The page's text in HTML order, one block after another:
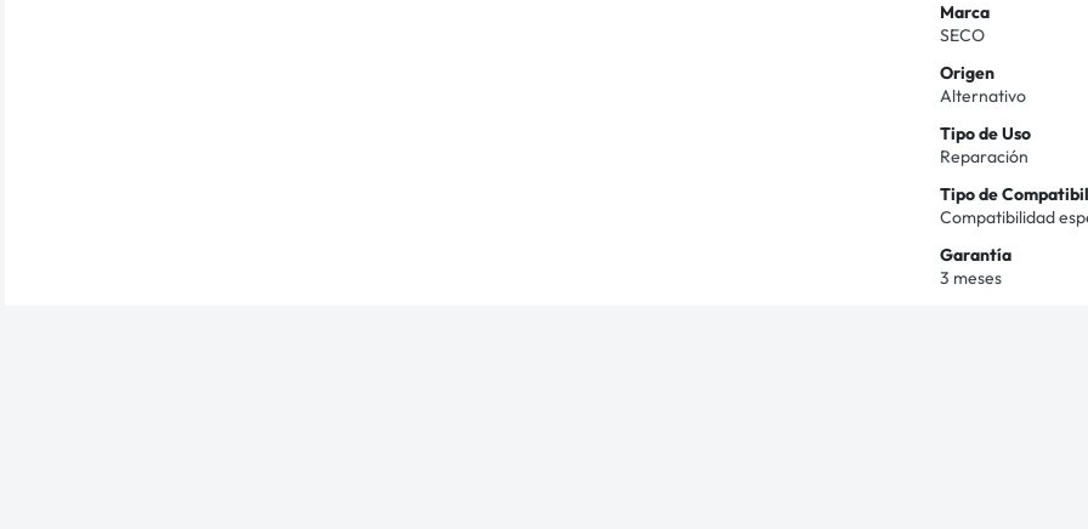
Marca
SECO
Origen
Alternativo
Tipo de Uso
Reparación
Tipo de
Compatibilidad
Garantía
3 meses